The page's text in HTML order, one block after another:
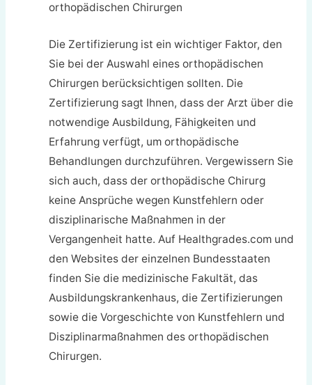
orthopädischen Chirurgen
Die Zertifizierung ist ein wichtiger Faktor, den
Sie bei der Auswahl eines orthopädischen
Chirurgen berücksichtigen sollten. Die
Zertifizierung sagt Ihnen, dass der Arzt über die
notwendige Ausbildung, Fähigkeiten und
Erfahrung verfügt, um orthopädische
Behandlungen durchzuführen. Vergewissern Sie
sich auch, dass der orthopädische Chirurg
keine Ansprüche wegen Kunstfehlern oder
disziplinarische Maßnahmen in der
Vergangenheit hatte. Auf Healthgrades.com und
den Websites der einzelnen Bundesstaaten
finden Sie die medizinische Fakultät, das
Ausbildungskrankenhaus, die Zertifizierungen
sowie die Vorgeschichte von Kunstfehlern und
Disziplinarmaßnahmen des orthopädischen
Chirurgen.